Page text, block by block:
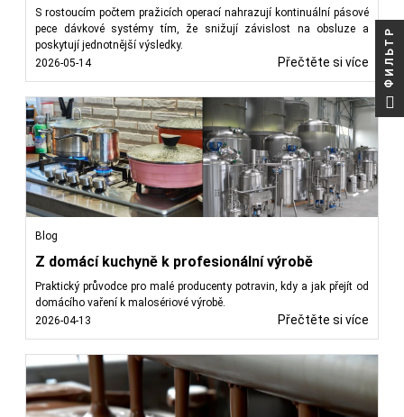
S rostoucím počtem pražicích operací nahrazují kontinuální pásové
pece dávkové systémy tím, že snižují závislost na obsluze a
poskytují jednotnější výsledky.
2026-05-14
Přečtěte si více
Blog
Z domácí kuchyně k profesionální výrobě
Praktický průvodce pro malé producenty potravin, kdy a jak přejít od
domácího vaření k malosériové výrobě.
2026-04-13
Přečtěte si více
ФИЛЬТР